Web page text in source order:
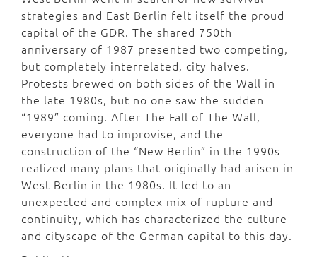
strategies and East Berlin felt itself the proud
capital of the GDR. The shared 750th
anniversary of 1987 presented two competing,
but completely interrelated, city halves.
Protests brewed on both sides of the Wall in
the late 1980s, but no one saw the sudden
“1989” coming. After The Fall of The Wall,
everyone had to improvise, and the
construction of the “New Berlin” in the 1990s
realized many plans that originally had arisen in
West Berlin in the 1980s. It led to an
unexpected and complex mix of rupture and
continuity, which has characterized the culture
and cityscape of the German capital to this day.